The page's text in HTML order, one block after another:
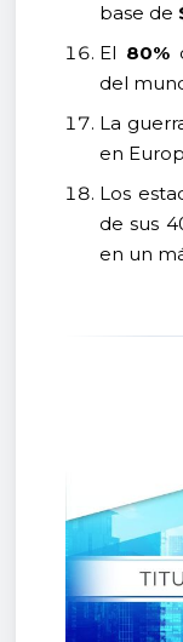
base de
El 80%
del
La
en
Los
de sus
en un